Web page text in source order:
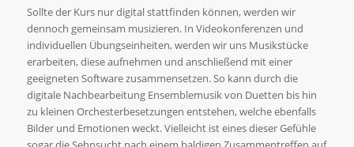
Sollte der Kurs nur digital stattfinden können, werden wir
dennoch gemeinsam musizieren. In Videokonferenzen und
individuellen Übungseinheiten, werden wir uns Musikstücke
erarbeiten, diese aufnehmen und anschließend mit einer
geeigneten Software zusammensetzen. So kann durch die
digitale Nachbearbeitung Ensemblemusik von Duetten bis hin
zu kleinen Orchesterbesetzungen entstehen, welche ebenfalls
Bilder und Emotionen weckt. Vielleicht ist eines dieser Gefühle